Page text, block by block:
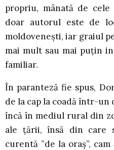
propriu, mânată de
doar autorul este de
moldovenești, iar graiul
mai mult sau mai puțin
familiar.
În paranteză fie spus,
de la cap la coadă într-
încă în mediul rural din
ale țării, însă din care
curentă ”de la oraș”,